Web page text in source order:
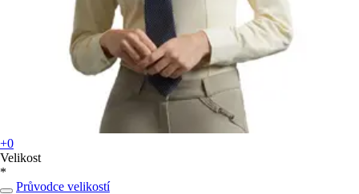
+0
Velikost
*
Průvodce velikostí